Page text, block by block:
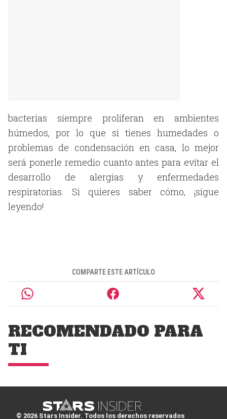
bacterias siempre proliferan en ambientes
húmedos, por lo que si tienes humedades o
problemas de condensación en casa, lo mejor
será ponerle remedio cuanto antes para evitar el
desarrollo de alergias y enfermedades
respiratorias. Si quieres saber cómo, ¡sigue
leyendo!
COMPARTE ESTE ARTÍCULO
RECOMENDADO PARA
TI
© 2026 Stars Insider. Todos los derechos reservados